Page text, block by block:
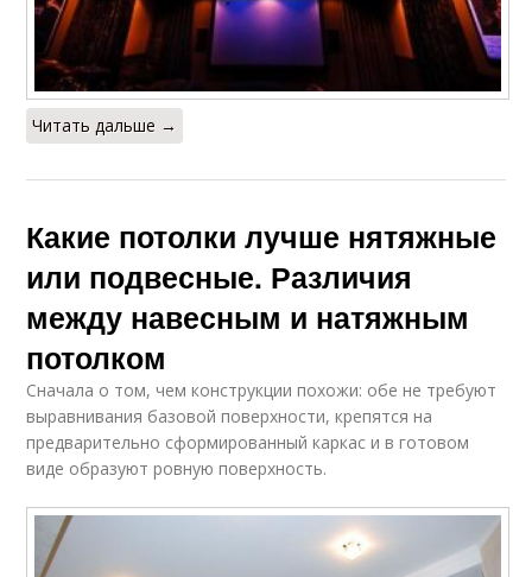
Читать дальше →
Какие потолки лучше нятяжные
или подвесные. Различия
между навесным и натяжным
потолком
Сначала о том, чем конструкции похожи: обе не требуют
выравнивания базовой поверхности, крепятся на
предварительно сформированный каркас и в готовом
виде образуют ровную поверхность.